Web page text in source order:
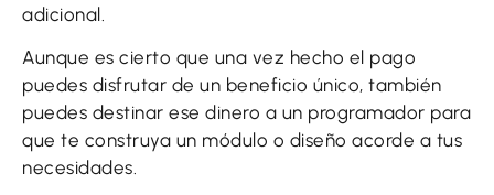
adicional.
Aunque es cierto que una vez hecho el pago
puedes disfrutar de un beneficio único, también
puedes destinar ese dinero a un programador para
que te construya un módulo o diseño acorde a tus
necesidades.